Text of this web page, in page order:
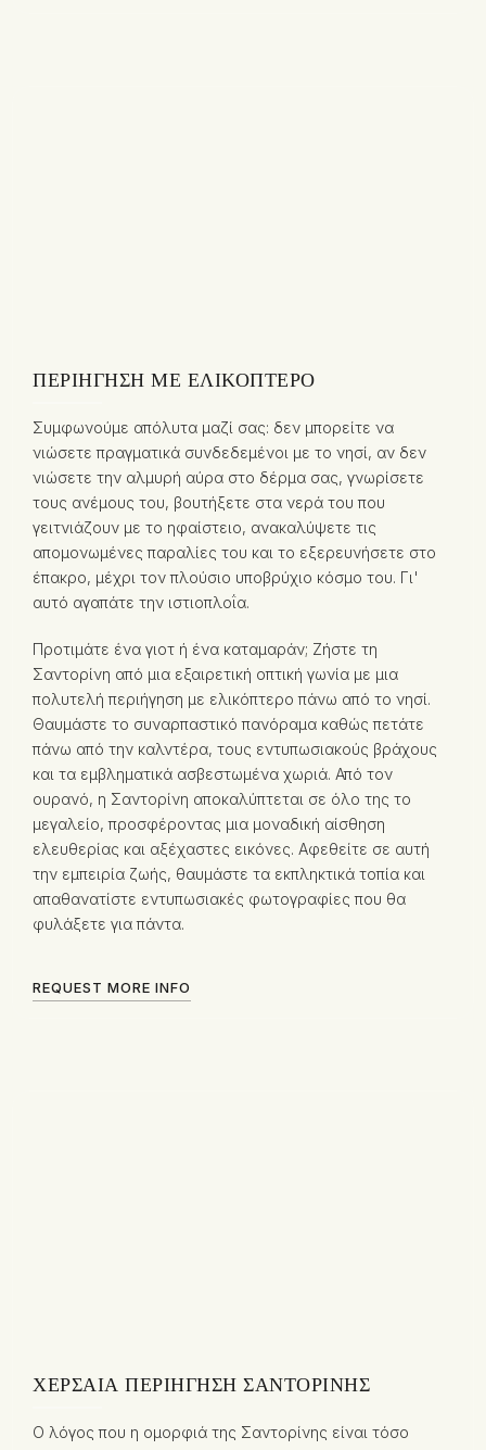
ΠΕΡΙΉΓΗΣΗ ΜΕ ΕΛΙΚΌΠΤΕΡΟ
Συμφωνούμε απόλυτα μαζί σας: δεν μπορείτε να
νιώσετε πραγματικά συνδεδεμένοι με το νησί, αν δεν
νιώσετε την αλμυρή αύρα στο δέρμα σας, γνωρίσετε
τους ανέμους του, βουτήξετε στα νερά του που
γειτνιάζουν με το ηφαίστειο, ανακαλύψετε τις
απομονωμένες παραλίες του και το εξερευνήσετε στο
έπακρο, μέχρι τον πλούσιο υποβρύχιο κόσμο του. Γι'
αυτό αγαπάτε την ιστιοπλοΐα.
Προτιμάτε ένα γιοτ ή ένα καταμαράν; Ζήστε τη
Σαντορίνη από μια εξαιρετική οπτική γωνία με μια
πολυτελή περιήγηση με ελικόπτερο πάνω από το νησί.
Θαυμάστε το συναρπαστικό πανόραμα καθώς πετάτε
πάνω από την καλντέρα, τους εντυπωσιακούς βράχους
και τα εμβληματικά ασβεστωμένα χωριά. Από τον
ουρανό, η Σαντορίνη αποκαλύπτεται σε όλο της το
μεγαλείο, προσφέροντας μια μοναδική αίσθηση
ελευθερίας και αξέχαστες εικόνες. Αφεθείτε σε αυτή
την εμπειρία ζωής, θαυμάστε τα εκπληκτικά τοπία και
απαθανατίστε εντυπωσιακές φωτογραφίες που θα
φυλάξετε για πάντα.
REQUEST MORE INFO
ΧΕΡΣΑΊΑ ΠΕΡΙΉΓΗΣΗ ΣΑΝΤΟΡΊΝΗΣ
Ο λόγος που η ομορφιά της Σαντορίνης είναι τόσο